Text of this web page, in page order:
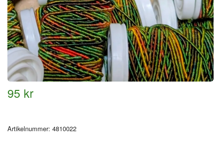
95 kr
Artikelnummer: 4810022